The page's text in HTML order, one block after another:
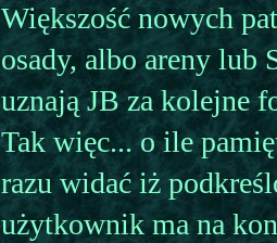
Większość nowych
osady, albo areny lub
uznają JB za kolejne
Tak więc... o ile
razu widać iż
użytkownik ma na